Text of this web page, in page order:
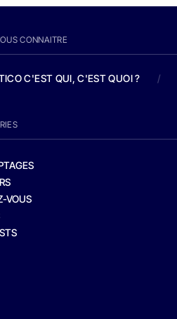
CONNAITRE
C'EST QUI, C'EST QUOI ? /
VOUS